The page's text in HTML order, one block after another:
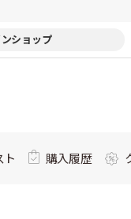
ショップ
ト 購入履歴